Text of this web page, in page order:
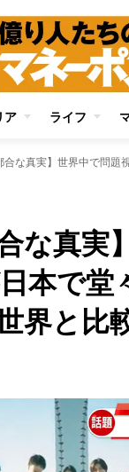
ア ライフ
な真実
本で堂
界と比